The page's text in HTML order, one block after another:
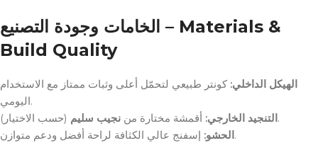
الخامات وجودة التصنيع – Materials &
Build Quality
الهيكل الداخلي: كونتر طبيعي لتحمّل أعلى وثبات ممتاز مع الاستخدام
اليومي.
التنجيد الخارجي: أقمشة مختارة من نجيب سليم
(حسب الاختيار).
الحشو:إسفنج عالي الكثافة لراحة أفضل ودعم متوازن.